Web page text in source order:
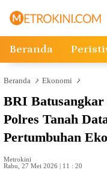
Beranda
Beranda Ekonomi
BRI Batusangkar
Polres Tanah
Pertumbuhan
Metrokini
Rabu, 27 Mei 2026 | 11 : 20